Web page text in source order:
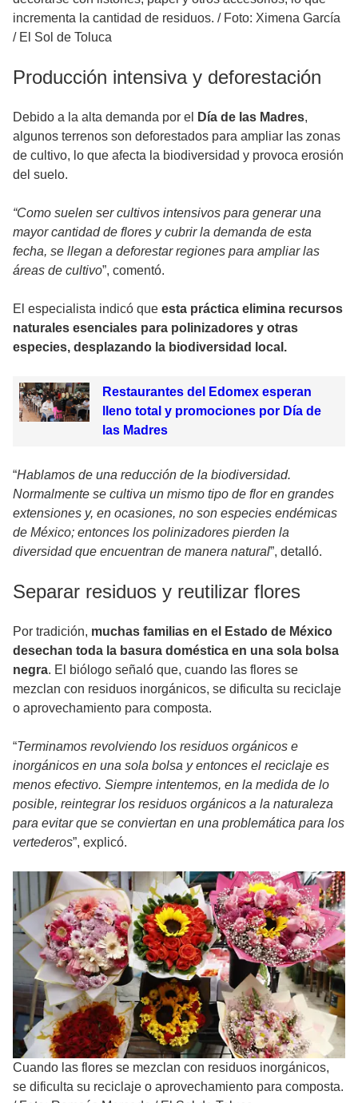
incrementa la cantidad de residuos. / Foto: Ximena García
/ El Sol de Toluca
Producción intensiva y deforestación
Debido a la alta demanda por el Día de las Madres,
algunos terrenos son deforestados para ampliar las zonas
de cultivo, lo que afecta la biodiversidad y provoca erosión
del suelo.
“Como suelen ser cultivos intensivos para generar una
mayor cantidad de flores y cubrir la demanda de esta
fecha, se llegan a deforestar regiones para ampliar las
áreas de cultivo”, comentó.
El especialista indicó que esta práctica elimina recursos
naturales esenciales para polinizadores y otras
especies, desplazando la biodiversidad local.
Restaurantes del Edomex esperan
lleno total y promociones por Día de
las Madres
“Hablamos de una reducción de la biodiversidad.
Normalmente se cultiva un mismo tipo de flor en grandes
extensiones y, en ocasiones, no son especies endémicas
de México; entonces los polinizadores pierden la
diversidad que encuentran de manera natural”, detalló.
Separar residuos y reutilizar flores
Por tradición, muchas familias en el Estado de México
desechan toda la basura doméstica en una sola bolsa
negra. El biólogo señaló que, cuando las flores se
mezclan con residuos inorgánicos, se dificulta su reciclaje
o aprovechamiento para composta.
“Terminamos revolviendo los residuos orgánicos e
inorgánicos en una sola bolsa y entonces el reciclaje es
menos efectivo. Siempre intentemos, en la medida de lo
posible, reintegrar los residuos orgánicos a la naturaleza
para evitar que se conviertan en una problemática para los
vertederos”, explicó.
Cuando las flores se mezclan con residuos inorgánicos,
se dificulta su reciclaje o aprovechamiento para composta.